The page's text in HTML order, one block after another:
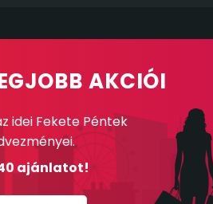
AKCIÓI
idei Fekete Péntek
40 ajánlatot!